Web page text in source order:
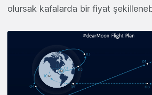
olursak kafalarda bir fiyat